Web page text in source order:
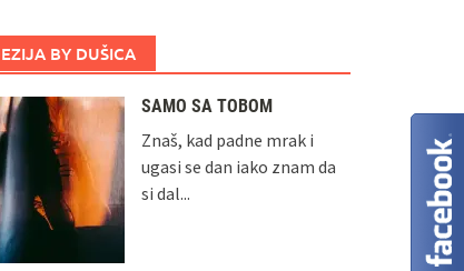
BY DUŠICA
SAMO SA TOBOM
Znaš, kad padne mrak i
ugasi se dan iako znam da
si dal...